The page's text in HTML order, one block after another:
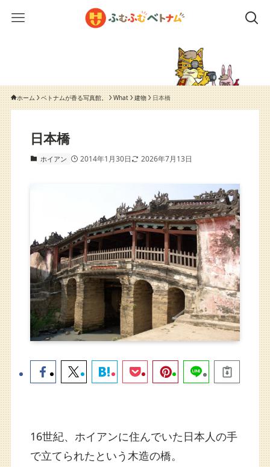
ホーム ベトナムが香る写真館。 What 建物 日本橋
日本橋
ホイアン 2014年1月30日 2026年7月13日
16世紀、ホイアンに住んでいた日本人の手
で立てられたという木造の橋。